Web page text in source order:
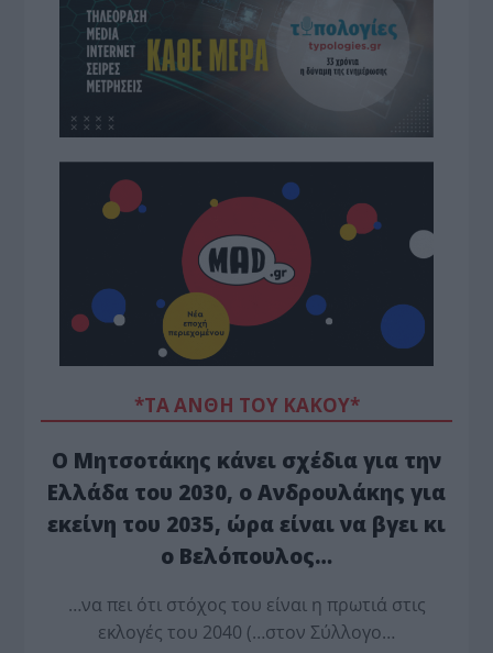
*ΤΑ ΆΝΘΗ ΤΟΥ ΚΑΚΟΎ*
Ο Μητσοτάκης κάνει σχέδια για την
Ελλάδα του 2030, ο Ανδρουλάκης για
εκείνη του 2035, ώρα είναι να βγει κι
ο Βελόπουλος…
…να πει ότι στόχος του είναι η πρωτιά στις
εκλογές του 2040 (…στον Σύλλογο…